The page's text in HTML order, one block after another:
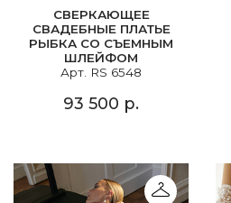
СВЕРКАЮЩЕЕ
СВАДЕБНЫЕ ПЛАТЬЕ
РЫБКА СО СЪЕМНЫМ
ШЛЕЙФОМ
Арт. RS 6548
93 500 р.